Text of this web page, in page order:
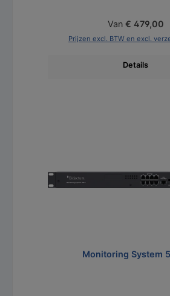
Normale prijs:
Van € 479,00
Prijzen excl. BTW en excl.
Details
Monitoring System